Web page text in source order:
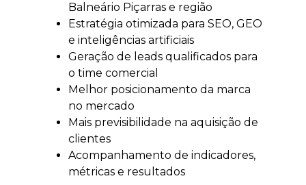
Balneário Piçarras e região
Estratégia otimizada para SEO, GEO
e inteligências artificiais
Geração de leads qualificados para
o time comercial
Melhor posicionamento da marca
no mercado
Mais previsibilidade na aquisição de
clientes
Acompanhamento de indicadores,
métricas e resultados